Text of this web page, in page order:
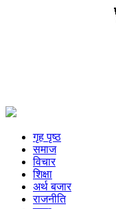
गृह पृष्ठ
समाज
विचार
शिक्षा
अर्थ बजार
राजनीति